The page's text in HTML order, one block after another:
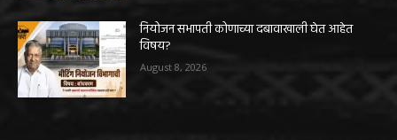
नियोजन सभापती कोणाच्या दबावाखाली घेत आहेत
विषय?
August 8, 2026